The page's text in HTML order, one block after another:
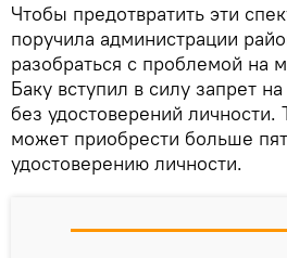
Чтобы предотвратить эти
поручила администрации
разобраться с проблемой на
Баку вступил в силу запрет
без удостоверений личности.
может приобрести больше
удостоверению личности.